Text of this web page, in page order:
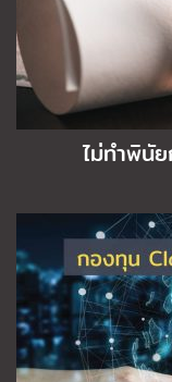
ไม่ทำพินั